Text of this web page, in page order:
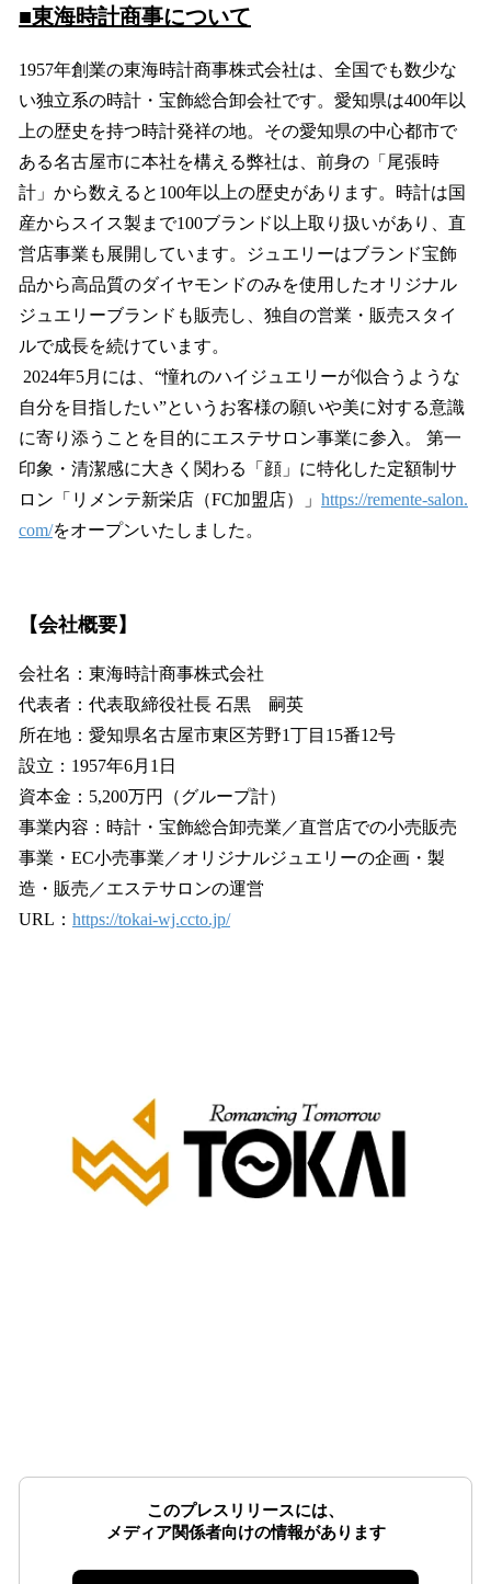
■東海時計商事について
1957年創業の東海時計商事株式会社は、全国でも数少な
い独立系の時計・宝飾総合卸会社です。愛知県は400年以
上の歴史を持つ時計発祥の地。その愛知県の中心都市で
ある名古屋市に本社を構える弊社は、前身の「尾張時
計」から数えると100年以上の歴史があります。時計は国
産からスイス製まで100ブランド以上取り扱いがあり、直
営店事業も展開しています。ジュエリーはブランド宝飾
品から高品質のダイヤモンドのみを使用したオリジナル
ジュエリーブランドも販売し、独自の営業・販売スタイ
ルで成長を続けています。
2024年5月には、“憧れのハイジュエリーが似合うような
自分を目指したい”というお客様の願いや美に対する意識
に寄り添うことを目的にエステサロン事業に参入。 第一
印象・清潔感に大きく関わる「顔」に特化した定額制サ
ロン「リメンテ新栄店（FC加盟店）」 https://remente-salon.
com/をオープンいたしました。
【会社概要】
会社名：東海時計商事株式会社
代表者：代表取締役社長 石黒 嗣英
所在地：愛知県名古屋市東区芳野1丁目15番12号
設立：1957年6月1日
資本金：5,200万円（グループ計）
事業内容：時計・宝飾総合卸売業／直営店での小売販売
事業・EC小売事業／オリジナルジュエリーの企画・製
造・販売／エステサロンの運営
URL： https://tokai-wj.ccto.jp/
このプレスリリースには、
メディア関係者向けの情報があります